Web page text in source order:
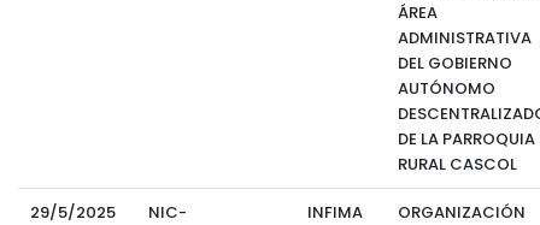
ÁREA
ADMINISTRATIVA
DEL GOBIERNO
AUTÓNOMO
DE LA PARROQUIA
RURAL CASCOL
29/5/2025
NIC-
INFIMA
ORGANIZACIÓN